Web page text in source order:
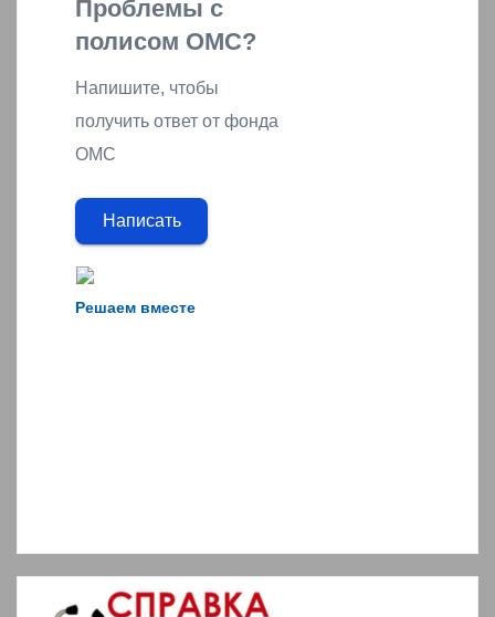
Решаем вместе
Проблемы с
полисом ОМС?
Напишите, чтобы
получить ответ от фонда
ОМС
Написать